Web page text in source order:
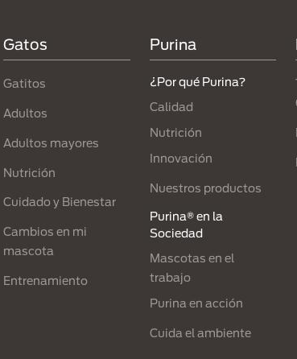
Gatos
Gatitos
Adultos
Adultos mayores
Nutrición
Cuidado y Bienestar
Cambios en mi
mascota
Entrenamiento
Purina
¿Por qué Purina?
Calidad
Nutrición
Innovación
Nuestros productos
Purina® en la
Sociedad
Mascotas en el
trabajo
Purina en acción
Cuida el ambiente